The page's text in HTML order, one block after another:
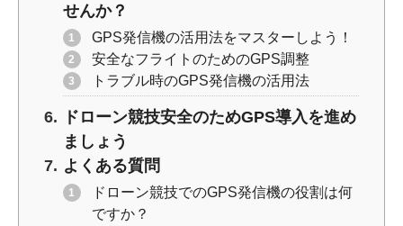
せんか？
GPS発信機の活用法をマスターしよう！
安全なフライトのためのGPS調整
トラブル時のGPS発信機の活用法
ドローン競技安全のためGPS導入を進め
ましょう
よくある質問
ドローン競技でのGPS発信機の役割は何
ですか？